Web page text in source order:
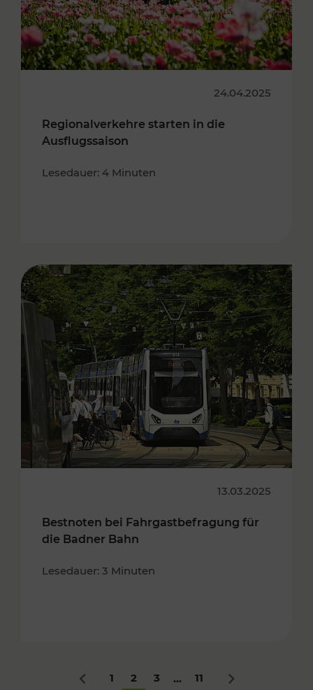
24.04.2025
Regionalverkehre starten in die
Ausflugssaison
Lesedauer: 4 Minuten
13.03.2025
Bestnoten bei Fahrgastbefragung für
die Badner Bahn
Lesedauer: 3 Minuten
Zurück
1 2 3 ... 11 Nächstes